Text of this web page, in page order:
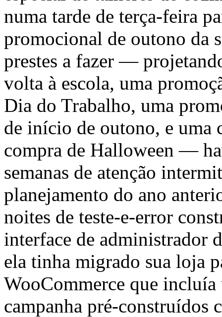
numa tarde de terça-feira
promocional de outono da
prestes a fazer —
volta à escola, uma
Dia do Trabalho, uma
de início de outono, e uma
compra de Halloween —
semanas de atenção
planejamento do ano
noites de teste-e-error
interface de administrador
ela tinha migrado sua loja
WooCommerce que
campanha pré-construídos